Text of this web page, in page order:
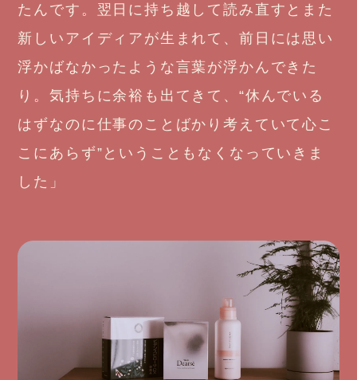
たんです。翌日に持ち越して読み直すとまた
新しいアイディアが生まれて、前日には思い
浮かばなかったような言葉が浮かんできた
り。気持ちに余裕も出てきて、“休んでいる
はずなのに仕事のことばかり考えていて心こ
こにあらず”ということもなくなっていきま
した」